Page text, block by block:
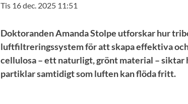
Tis 16 dec. 2025 11:51
Doktoranden Amanda Stolpe utforskar hur
luftfiltreringssystem för att skapa effektiva
cellulosa – ett naturligt, grönt material – siktar
partiklar samtidigt som luften kan flöda fritt.